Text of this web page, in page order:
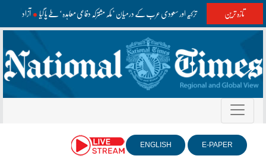
تازہ ترین پاکستان، ترکیہ اور سعودی عرب کے درمیان ’مکہ مشترکہ دفاعی معاہدہ‘ طے پا گیا
E-PAPER
ENGLISH